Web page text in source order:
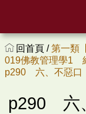
回首頁 /第一類
019佛教管理學1
p290 六、不惡口
p290 六